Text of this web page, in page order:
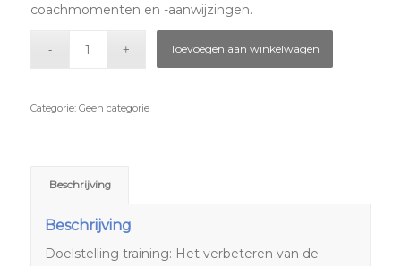
coachmomenten en -aanwijzingen.
Toevoegen aan winkelwagen
Categorie: Geen categorie
Beschrijving
Beschrijving
Doelstelling training: Het verbeteren van de